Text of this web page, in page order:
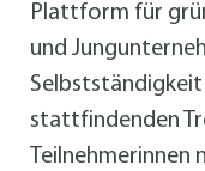
Plattform für
und
stattfindenden
Teilnehmerinnen